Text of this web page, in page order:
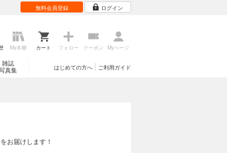
無料会員登録 ログイン
My本棚 カート フォロー クーポン Myページ
雑誌
真集
ご利用ガイド
はじめての方へ
お届けします！